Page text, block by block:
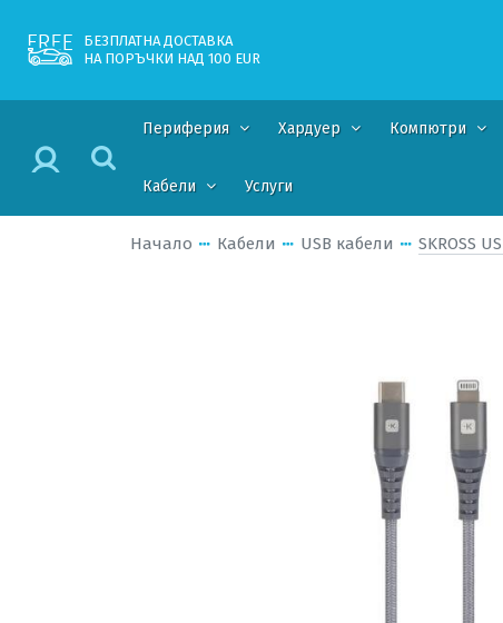
БЕЗПЛАТНА ДОСТАВКА
НА ПОРЪЧКИ НАД 100 EUR
Периферия Хардуер Компютри
Кабели Услуги
Начало Кабели USB кабели SKROSS